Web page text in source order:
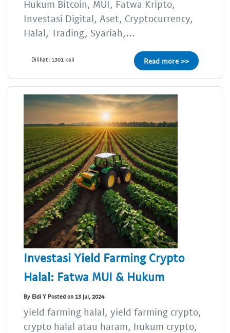
Hukum Bitcoin, MUI, Fatwa Kripto,
Investasi Digital, Aset, Cryptocurrency,
Halal, Trading, Syariah,...
Dilihat: 1301 kali Read more >>
Investasi Yield Farming Crypto
Halal: Fatwa MUI & Hukum
By Eldi Y Posted on 13 Jul, 2024
yield farming halal, yield farming crypto,
crypto halal atau haram, hukum crypto,